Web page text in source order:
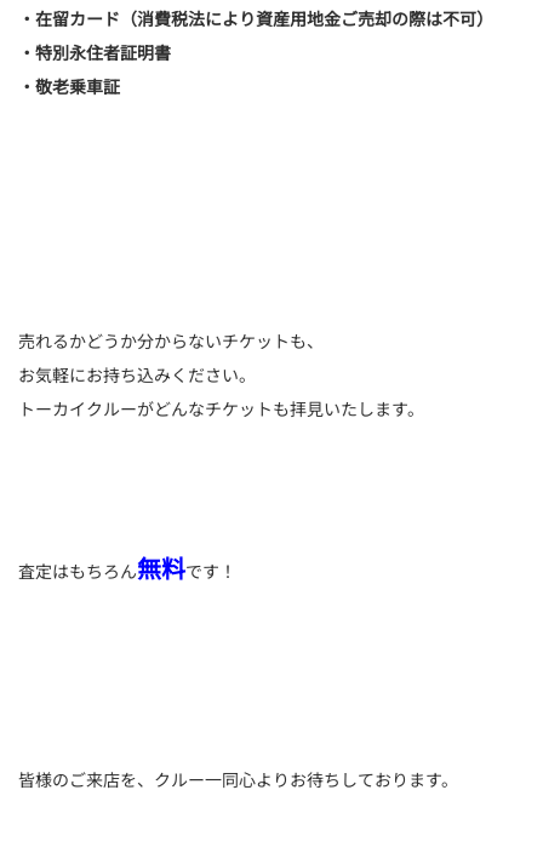
・在留カード（消費税法により資産用地金ご売却の際は不可）
・特別永住者証明書
・敬老乗車証
売れるかどうか分からないチケットも、
お気軽にお持ち込みください。
トーカイクルーがどんなチケットも拝見いたします。
査定はもちろん無料です！
皆様のご来店を、クルー一同心よりお待ちしております。